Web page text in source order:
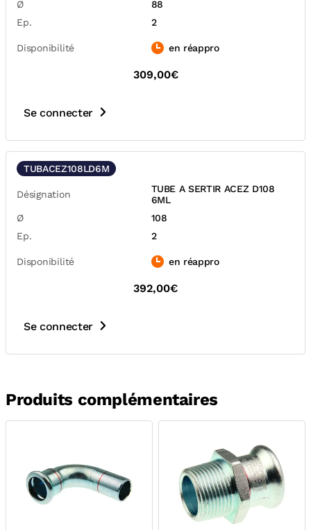
Ø
88
Ep.
2
Disponibilité en réappro
309,00€
Se connecter
TUBACEZ108LD6M
Désignation
TUBE A SERTIR ACEZ D108
6ML
Ø
108
Ep.
2
Disponibilité en réappro
392,00€
Se connecter
Produits complémentaires